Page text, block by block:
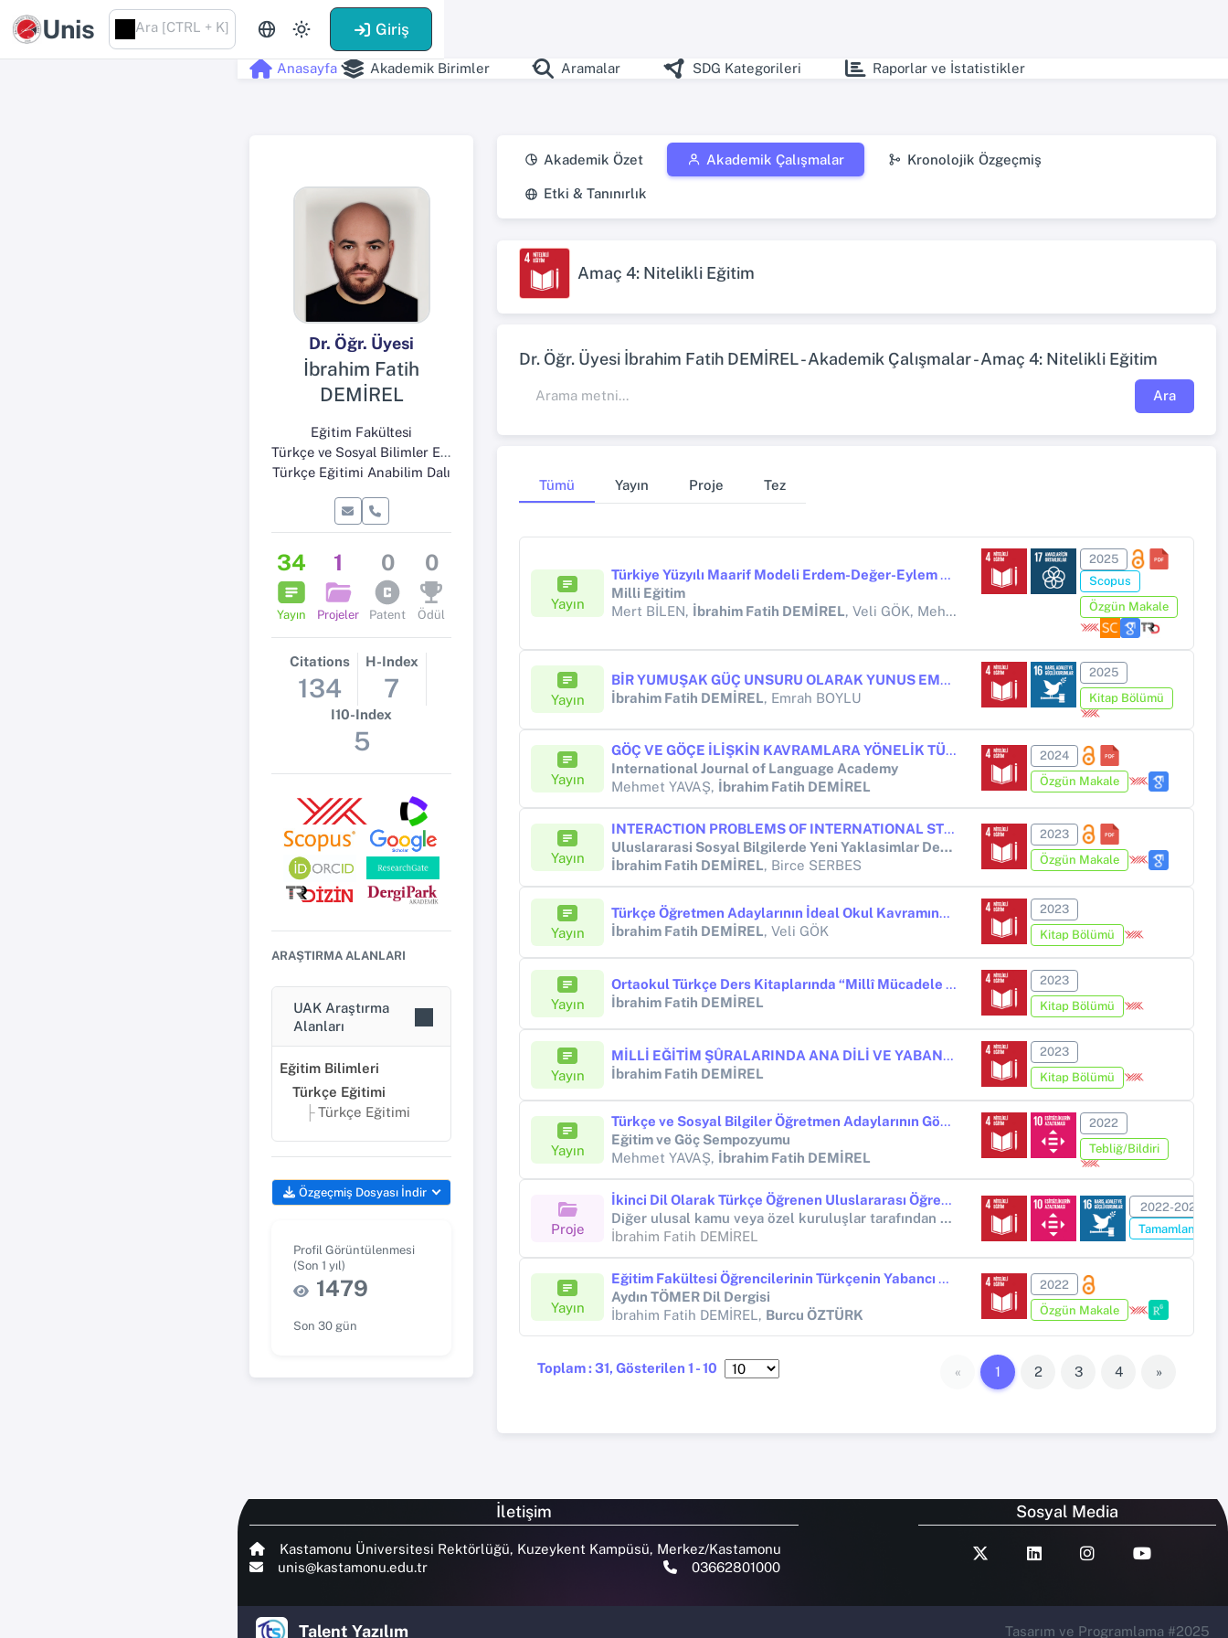
Unis Ara [CTRL + K] Giriş
Anasayfa Akademik Birimler Aramalar SDG Kategorileri Raporlar ve İstatistikler
Dr. Öğr. Üyesi
İbrahim Fatih
DEMİREL
Eğitim Fakültesi
Türkçe ve Sosyal Bilimler Eğitimi Bölümü
Türkçe Eğitimi Anabilim Dalı
34
Yayın
1
Projeler
0
Patent
0
Ödül
Citations
134
H-Index
7
I10-Index
5
ARAŞTIRMA ALANLARI
UAK Araştırma
Alanları
Eğitim Bilimleri
Türkçe Eğitimi
Türkçe Eğitimi
Özgeçmiş Dosyası İndir
Profil Görüntülenmesi
(Son 1 yıl)
1479
Son 30 gün
Akademik Özet Akademik Çalışmalar Kronolojik Özgeçmiş
Etki & Tanınırlık
Amaç 4: Nitelikli Eğitim
Dr. Öğr. Üyesi İbrahim Fatih DEMİREL - Akademik Çalışmalar - Amaç 4: Nitelikli Eğitim
Ara
Tümü Yayın Proje Tez
Yayın
Türkiye Yüzyılı Maarif Modeli Erdem-Değer-Eylem Çerçevesinin Birleşmiş Milletler Sürdürülebilir Kalkınma Amaçları ve Avrupa Sürdürülebilirlik Yeterlilik Çerçevesi (GreenComp) Bağlamında İncelenmesi
Milli Eğitim
Mert BİLEN, İbrahim Fatih DEMİREL, Veli GÖK, Mehmet YAVAŞ
2025
Scopus
Özgün Makale
Yayın
BİR YUMUŞAK GÜÇ UNSURU OLARAK YUNUS EMRE ENSTİTÜSÜ’NÜN FAALİYETLERİ VE ETKİ ALANLARI
İbrahim Fatih DEMİREL, Emrah BOYLU
2025
Kitap Bölümü
Yayın
GÖÇ VE GÖÇE İLİŞKİN KAVRAMLARA YÖNELİK TÜRKÇE VE SOSYAL BİLGİLER ÖĞRETMEN ADAYLARININ BİLİŞSEL YAPILARI
International Journal of Language Academy
Mehmet YAVAŞ, İbrahim Fatih DEMİREL
2024
Özgün Makale
Yayın
INTERACTION PROBLEMS OF INTERNATIONAL STUDENTS LEARNING TURKISH AS A SECOND LANGUAGE CENTERED ON THE PURCHASE OF GOODS AND SERVICES
Uluslararasi Sosyal Bilgilerde Yeni Yaklasimlar Dergisi (IJONASS)
İbrahim Fatih DEMİREL, Birce SERBES
2023
Özgün Makale
Yayın
Türkçe Öğretmen Adaylarının İdeal Okul Kavramına Yönelik Metaforik Algıları
İbrahim Fatih DEMİREL, Veli GÖK
2023
Kitap Bölümü
Yayın
Ortaokul Türkçe Ders Kitaplarında “Millî Mücadele ve Atatürk” Teması Altındaki Metinlerin Değerlendirilmesi
İbrahim Fatih DEMİREL
2023
Kitap Bölümü
Yayın
MİLLİ EĞİTİM ŞÛRALARINDA ANA DİLİ VE YABANCI/İKİNCİ DİL OLARAK TÜRKÇE ÖĞRETİMİ
İbrahim Fatih DEMİREL
2023
Kitap Bölümü
Yayın
Türkçe ve Sosyal Bilgiler Öğretmen Adaylarının Göç ve Göçe İlişkin Kavramlara Yönelik Bilişsel Yapıları
Eğitim ve Göç Sempozyumu
Mehmet YAVAŞ, İbrahim Fatih DEMİREL
2022
Tebliğ/Bildiri
Proje
İkinci Dil Olarak Türkçe Öğrenen Uluslararası Öğrencilerin Mal ve Hizmet Alımı Merkezli Etkileşim Sorunları
Diğer ulusal kamu veya özel kuruluşlar tarafından desteklenen bilimsel araştırma projeleri (TÜBİTAK PROJESİ)
İbrahim Fatih DEMİREL
2022-2024
Tamamlandı
Yayın
Eğitim Fakültesi Öğrencilerinin Türkçenin Yabancı Dil Olarak Öğretimi Alanına Yönelik Algı ve Görüşleri Perceptions and Opinions of Education Faculty Students towards Teaching Turkish as a Foreign Language
Aydın TÖMER Dil Dergisi
İbrahim Fatih DEMİREL, Burcu ÖZTÜRK
2022
Özgün Makale
Toplam : 31, Gösterilen 1 - 10 « 1 2 3 4 »
İletişim
Kastamonu Üniversitesi Rektörlüğü, Kuzeykent Kampüsü, Merkez/Kastamonu
unis@kastamonu.edu.tr
03662801000
Sosyal Media
Talent Yazılım Tasarım ve Programlama #2025